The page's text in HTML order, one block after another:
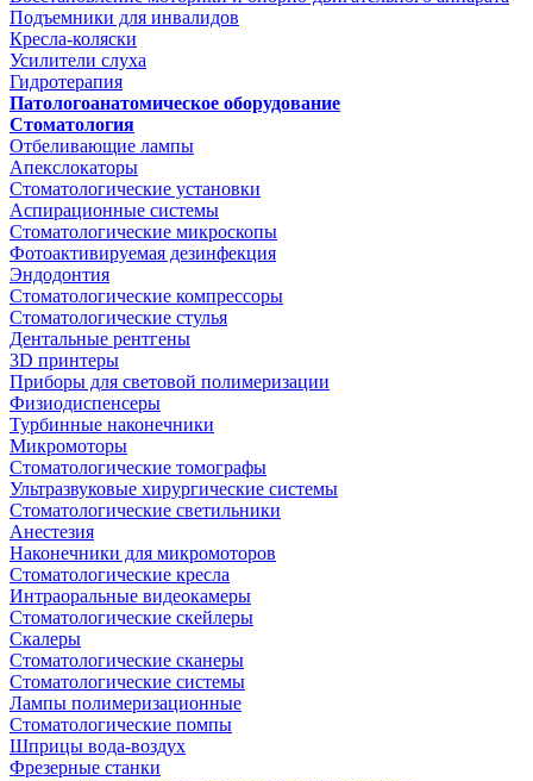
Подъемники для инвалидов
Кресла-коляски
Усилители слуха
Гидротерапия
Патологоанатомическое оборудование
Стоматология
Отбеливающие лампы
Апекслокаторы
Стоматологические установки
Аспирационные системы
Стоматологические микроскопы
Фотоактивируемая дезинфекция
Эндодонтия
Стоматологические компрессоры
Стоматологические стулья
Дентальные рентгены
3D принтеры
Приборы для световой полимеризации
Физиодиспенсеры
Турбинные наконечники
Микромоторы
Стоматологические томографы
Ультразвуковые хирургические системы
Стоматологические светильники
Анестезия
Наконечники для микромоторов
Стоматологические кресла
Интраоральные видеокамеры
Стоматологические скейлеры
Скалеры
Стоматологические сканеры
Стоматологические системы
Лампы полимеризационные
Стоматологические помпы
Шприцы вода-воздух
Фрезерные станки